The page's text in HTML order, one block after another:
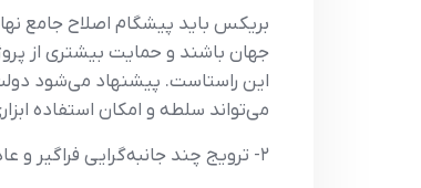
بریکس باید پیشگام اصلاح جامع
جهان باشند و حمایت بیشتری از
این راستاست. پیشنهاد می‌شود
می‌تواند سلطه و امکان استفاده
۲- ترویج چند جانبه‌گرایی فراگیر و عادلانه: